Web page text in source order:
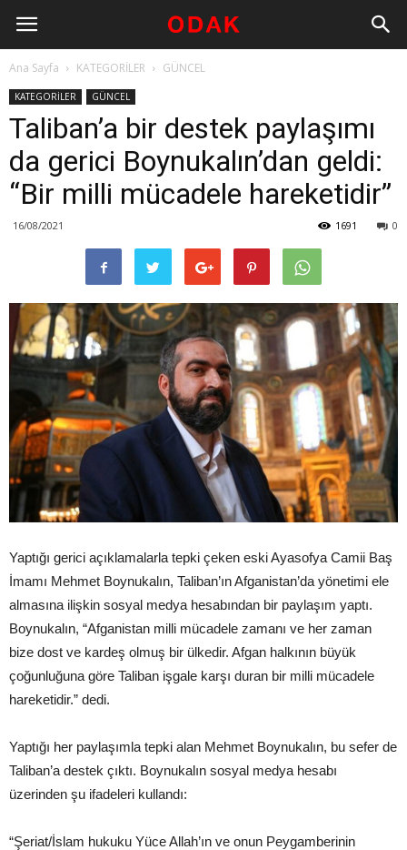
Ana Sayfa KATEGORİLER GÜNCEL
KATEGORİLER GÜNCEL
Taliban’a bir destek paylaşımı
da gerici Boynukalın’dan geldi:
“Bir milli mücadele hareketidir”
16/08/2021 0
1691
Yaptığı gerici açıklamalarla tepki çeken eski Ayasofya Camii Baş
İmamı Mehmet Boynukalın, Taliban’ın Afganistan’da yönetimi ele
almasına ilişkin sosyal medya hesabından bir paylaşım yaptı.
Boynukalın, “Afganistan milli mücadele zamanı ve her zaman
bize dost ve kardeş olmuş bir ülkedir. Afgan halkının büyük
çoğunluğuna göre Taliban işgale karşı duran bir milli mücadele
hareketidir.” dedi.
Yaptığı her paylaşımla tepki alan Mehmet Boynukalın, bu sefer de
Taliban’a destek çıktı. Boynukalın sosyal medya hesabı
üzerinden şu ifadeleri kullandı:
“Şeriat/İslam hukuku Yüce Allah’ın ve onun Peygamberinin